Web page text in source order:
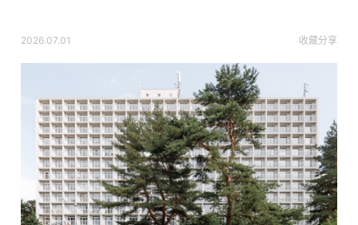
2026.07.01 收藏分享